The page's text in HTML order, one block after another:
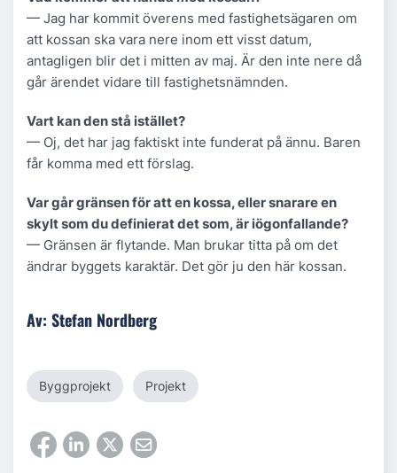
— Jag har kommit överens med fastighetsägaren om
att kossan ska vara nere inom ett visst datum,
antagligen blir det i mitten av maj. Är den inte nere då
går ärendet vidare till fastighetsnämnden.
Vart kan den stå istället?
— Oj, det har jag faktiskt inte funderat på ännu. Baren
får komma med ett förslag.
Var går gränsen för att en kossa, eller snarare en
skylt som du definierat det som, är iögonfallande?
— Gränsen är flytande. Man brukar titta på om det
ändrar byggets karaktär. Det gör ju den här kossan.
Av: Stefan Nordberg
Byggprojekt Projekt